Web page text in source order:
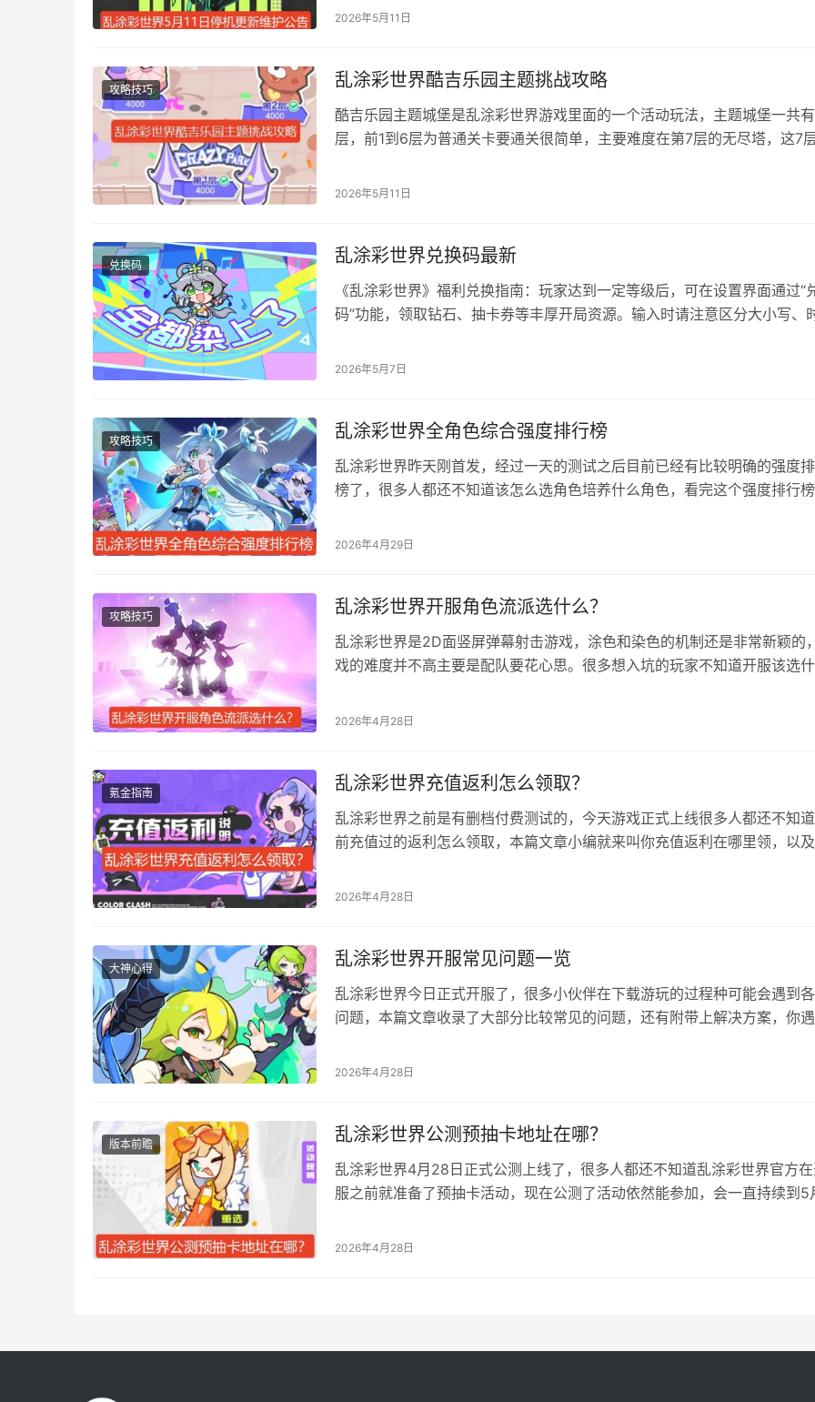
容汇总 本次更新维护时间：5月11日8:00-11:00 本次更新维护补偿：钻石
2026年5月11日
攻略技巧 乱涂彩世界酷吉乐园主题挑战攻略
酷吉乐园主题城堡是乱涂彩世界游戏里面的一个活动玩法，主题城堡一共
层，前1到6层为普通关卡要通关很简单，主要难度在第7层的无尽塔，这7
轻松拿满奖励。 乱涂彩世界酷吉乐园主题城堡活动玩法教学 1、队伍配置 主
2026年5月11日
兑换码 乱涂彩世界兑换码最新
《乱涂彩世界》福利兑换指南：玩家达到一定等级后，可在设置界面通过“
码”功能，领取钻石、抽卡券等丰厚开局资源。输入时请注意区分大小写、
荒。 乱涂彩世界兑换码大全 LTCSJ666、LTCSJ777、LTCSJ888
2026年5月7日
攻略技巧 乱涂彩世界全角色综合强度排行榜
乱涂彩世界昨天刚首发，经过一天的测试之后目前已经有比较明确的强度
榜了，很多人都还不知道该怎么选角色培养什么角色，看完这个强度排行榜
行 本篇文章强度帮分为低阶和高阶两个排行，S级别基本所有环境都能用，
2026年4月29日
攻略技巧 乱涂彩世界开服角色流派选什么？
乱涂彩世界是2D面竖屏弹幕射击游戏，涂色和染色的机制还是非常新颖的
戏的难度并不高主要是配队要花心思。很多想入坑的玩家不知道开服该选什
界新手角色配队攻略 角色推荐 黄色：天照、阿波罗、托莉 紫色：丹塔莉、
2026年4月28日
氪金指南 乱涂彩世界充值返利怎么领取？
乱涂彩世界之前是有删档付费测试的，今天游戏正式上线很多人都还不知
前充值过的返利怎么领取，本篇文章小编就来叫你充值返利在哪里领，以及
值返利会直接发给你创建区的角色邮件上面，邮件功能通关主线1-2之后解
2026年4月28日
大神心得 乱涂彩世界开服常见问题一览
乱涂彩世界今日正式开服了，很多小伙伴在下载游玩的过程种可能会遇到
问题，本篇文章收录了大部分比较常见的问题，还有附带上解决方案，你遇
彩世界有哪些平台？ 安卓、iOS、鸿蒙三端，同一个账号数据都是互通的，
2026年4月28日
版本前瞻 乱涂彩世界公测预抽卡地址在哪？
乱涂彩世界4月28日正式公测上线了，很多人都还不知道乱涂彩世界官方
服之前就准备了预抽卡活动，现在公测了活动依然能参加，会一直持续到5
有预抽卡选哪个神明比较好。 乱涂彩世界官方预抽卡地址 预抽卡地址：点
2026年4月28日